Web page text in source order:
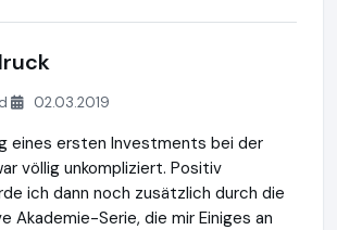
02.03.2019
eines ersten Investments bei der
völlig unkompliziert. Positiv
ich dann noch zusätzlich durch die
Akademie-Serie, die mir Einiges an